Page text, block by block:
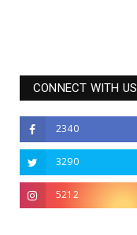
CONNECT WITH US
2340
3290
5212